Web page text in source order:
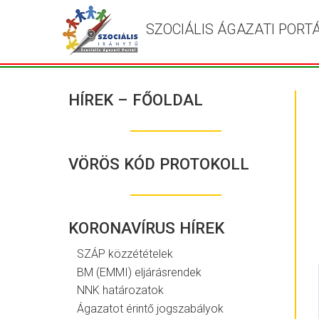
SZOCIÁLIS ÁGAZATI
HÍREK – FŐOLDAL
VÖRÖS KÓD PROTOKOLL
KORONAVÍRUS HÍREK
SZÁP közzétételek
BM (EMMI) eljárásrendek
NNK határozatok
Ágazatot érintő jogszabályok